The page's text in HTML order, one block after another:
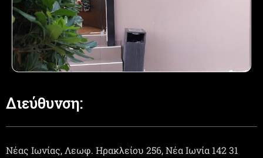
Διεύθυνση:
Νέας Ιωνίας, Λεωφ. Ηρακλείου 256, Νέα Ιωνία 142 31